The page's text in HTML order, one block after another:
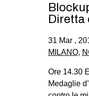
Diretta
31 Mar ,
MILANO,
Ore 14.30
Medaglie